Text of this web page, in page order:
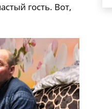
гость. Вот,